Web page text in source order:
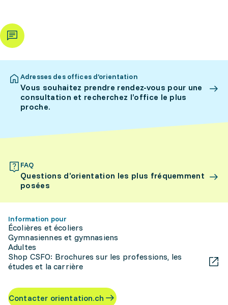
Adresses des offices d’orientation
Vous souhaitez prendre rendez-vous pour une
consultation et recherchez l’office le plus
proche.
FAQ
Questions d’orientation les plus fréquemment
posées
Information pour
Écolières et écoliers
Gymnasiennes et gymnasiens
Adultes
Shop CSFO: Brochures sur les professions, les
études et la carrière
Contacter orientation.ch